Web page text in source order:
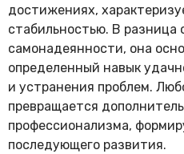
достижениях,
стабильностью. В разница
самонадеянности, она
определенный навык
и устранения проблем.
превращается
профессионализма,
последующего развития.